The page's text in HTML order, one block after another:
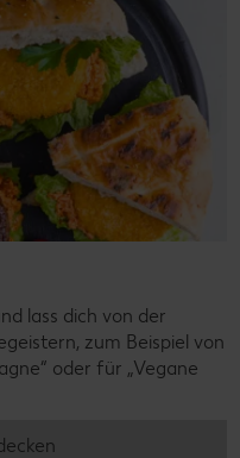
lass dich von der
zum Beispiel von
oder für „Vegane